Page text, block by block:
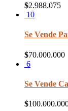
$2.988.075
10
Se Vende
$70.000.000
6
Se Vende
$